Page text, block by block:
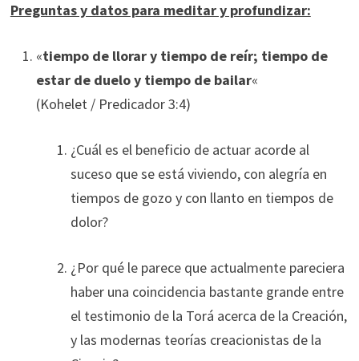
Preguntas y datos para meditar y profundizar:
«tiempo de llorar y tiempo de reír; tiempo de
estar de duelo y tiempo de bailar«
(Kohelet / Predicador 3:4)
¿Cuál es el beneficio de actuar acorde al
suceso que se está viviendo, con alegría en
tiempos de gozo y con llanto en tiempos de
dolor?
¿Por qué le parece que actualmente pareciera
haber una coincidencia bastante grande entre
el testimonio de la Torá acerca de la Creación,
y las modernas teorías creacionistas de la